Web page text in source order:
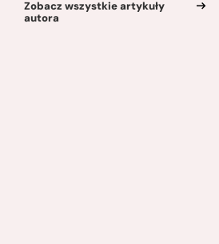
Zobacz wszystkie artykuły
autora